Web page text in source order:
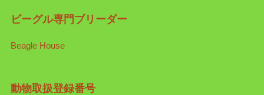
ビーグル専門ブリーダー
Beagle House
動物取扱登録番号